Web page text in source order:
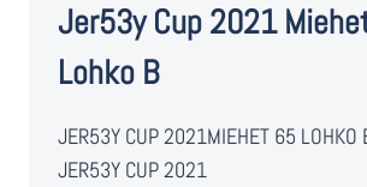
Jer53y Cup 2021
Lohko B
JER53Y CUP 2021MIEHET 65 LOHKO
JER53Y CUP 2021